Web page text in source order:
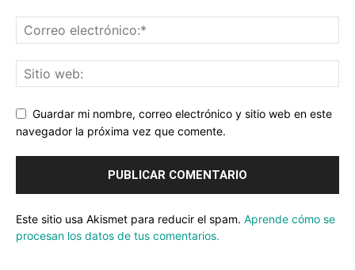
Guardar mi nombre, correo electrónico y sitio web en este
navegador la próxima vez que comente.
Este sitio usa Akismet para reducir el spam. Aprende cómo se
procesan los datos de tus comentarios.